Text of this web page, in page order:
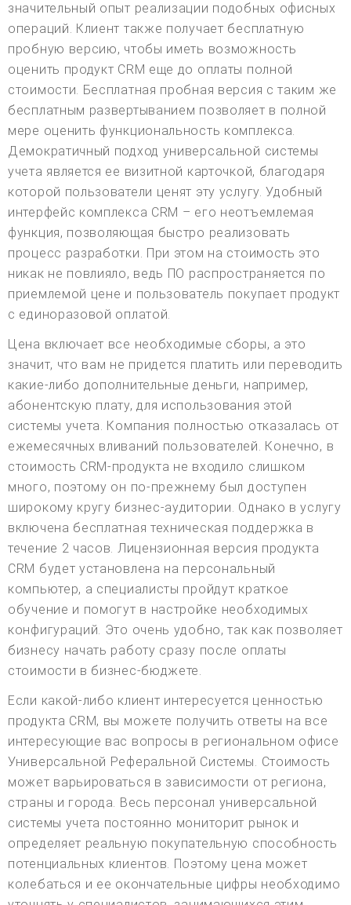
значительный опыт реализации подобных офисных
операций. Клиент также получает бесплатную
пробную версию, чтобы иметь возможность
оценить продукт CRM еще до оплаты полной
стоимости. Бесплатная пробная версия с таким же
бесплатным развертыванием позволяет в полной
мере оценить функциональность комплекса.
Демократичный подход универсальной системы
учета является ее визитной карточкой, благодаря
которой пользователи ценят эту услугу. Удобный
интерфейс комплекса CRM – его неотъемлемая
функция, позволяющая быстро реализовать
процесс разработки. При этом на стоимость это
никак не повлияло, ведь ПО распространяется по
приемлемой цене и пользователь покупает продукт
с единоразовой оплатой.
Цена включает все необходимые сборы, а это
значит, что вам не придется платить или переводить
какие-либо дополнительные деньги, например,
абонентскую плату, для использования этой
системы учета. Компания полностью отказалась от
ежемесячных вливаний пользователей. Конечно, в
стоимость CRM-продукта не входило слишком
много, поэтому он по-прежнему был доступен
широкому кругу бизнес-аудитории. Однако в услугу
включена бесплатная техническая поддержка в
течение 2 часов. Лицензионная версия продукта
CRM будет установлена на персональный
компьютер, а специалисты пройдут краткое
обучение и помогут в настройке необходимых
конфигураций. Это очень удобно, так как позволяет
бизнесу начать работу сразу после оплаты
стоимости в бизнес-бюджете.
Если какой-либо клиент интересуется ценностью
продукта CRM, вы можете получить ответы на все
интересующие вас вопросы в региональном офисе
Универсальной Реферальной Системы. Стоимость
может варьироваться в зависимости от региона,
страны и города. Весь персонал универсальной
системы учета постоянно мониторит рынок и
определяет реальную покупательную способность
потенциальных клиентов. Поэтому цена может
колебаться и ее окончательные цифры необходимо